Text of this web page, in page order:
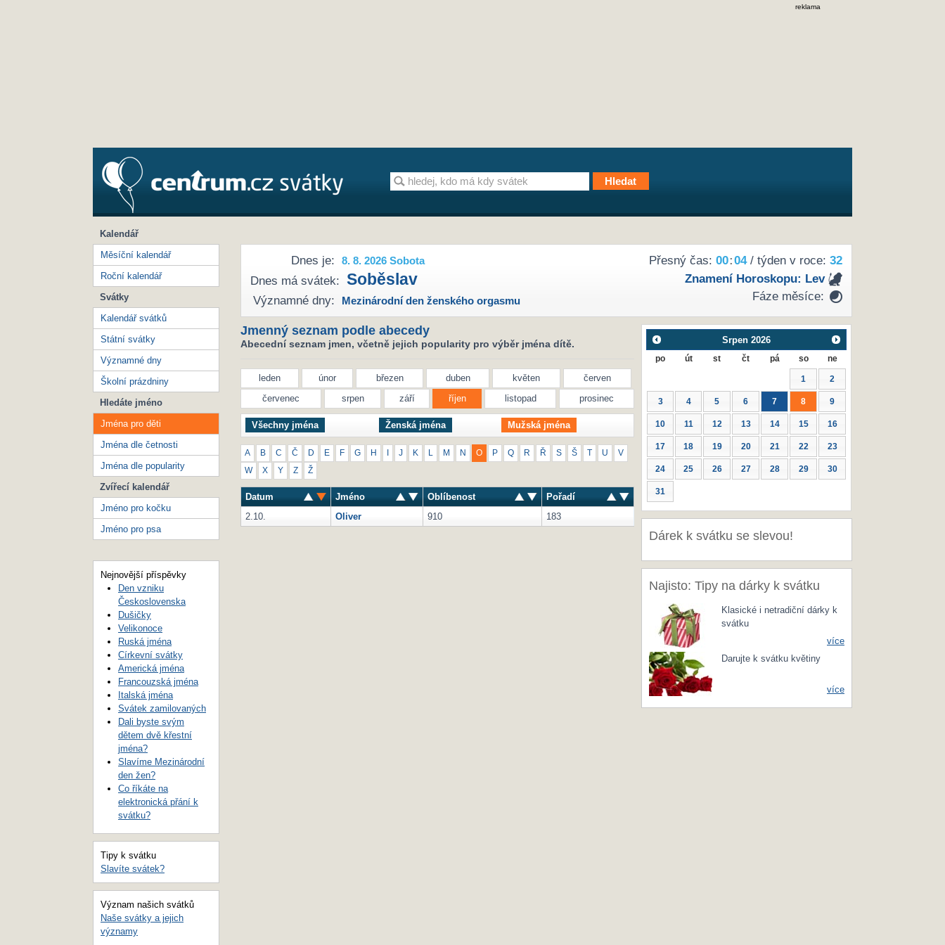
reklama
Přesný čas: 00 04/ týden v roce: 32
Znamení Horoskopu: Lev
Fáze měsíce:
Dnes je: 8. 8. 2026 Sobota
Dnes má svátek: Soběslav
Významné dny: Mezinárodní den ženského orgasmu
Jmenný seznam podle abecedy
Abecední seznam jmen, včetně jejich popularity pro výběr jména dítě.
leden únor březen duben květen
červen
červenec
srpen září říjen listopad prosinec
Všechny jména Ženská jména Mužská jména
A B C Č D E F G H J K M N O P Q R Ř S Š T U V
W X Y Z Ž
Datum Jméno Oblíbenost
Pořadí
2.10.
Oliver 910 183
Srpen 2026
po út st čt pá so ne
1 2
3 4 5 6 7 8 9
10 11 12 13 14 15 16
17 18 19 20 21 22 23
24 25 26 27 28 29 30
31
Dárek k svátku se slevou!
Najisto: Tipy na dárky k svátku
Klasické i netradiční dárky k
svátku
více
Darujte k svátku květiny
více
Kalendář
Měsíční kalendář
Roční kalendář
Svátky
Kalendář svátků
Státní svátky
Významné dny
Školní prázdniny
Hledáte jméno
Jména pro děti
Jména dle četnosti
Jména dle popularity
Zvířecí kalendář
Jméno pro kočku
Jméno pro psa
Nejnovější příspěvky
Den vzniku
Československa
Dušičky
Velikonoce
Ruská jména
Církevní svátky
Americká jména
Francouzská jména
Italská jména
Svátek zamilovaných
Dali byste svým
dětem dvě křestní
jména?
Slavíme Mezinárodní
den žen?
Co říkáte na
elektronická přání k
svátku?
Tipy k svátku
Slavíte svátek?
Význam našich svátků
Naše svátky a jejich
významy